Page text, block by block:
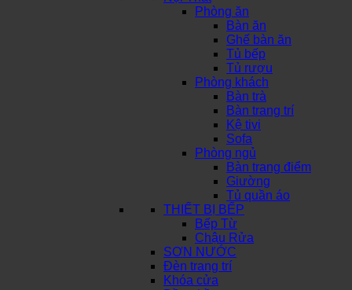
Phòng ăn
Bàn ăn
Ghế bàn ăn
Tủ bếp
Tủ rượu
Phòng khách
Bàn trà
Bàn trang trí
Kệ tivi
Sofa
Phòng ngủ
Bàn trang điểm
Giường
Tủ quần áo
THIẾT BỊ BẾP
Bếp Từ
Chậu Rửa
SƠN NƯỚC
Đèn trang trí
Khóa cửa